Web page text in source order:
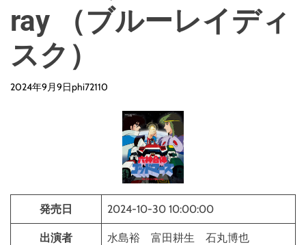
m
o
e
ray （ブルーレイディ
スク）
2024年9月9日phi72110
発売日 2024-10-30 10:00:00
出演者 水島裕 富田耕生 石丸博也